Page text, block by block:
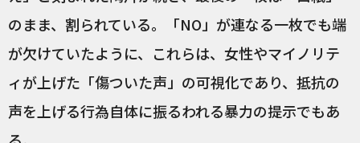
のまま、割られている。「NO」が連なる一枚でも端
が欠けていたように、これらは、女性やマイノリテ
ィが上げた「傷ついた声」の可視化であり、抵抗の
声を上げる行為自体に振るわれる暴力の提示でもあ